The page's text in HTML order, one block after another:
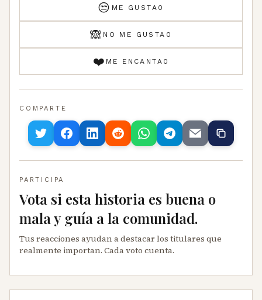
😒 ME GUSTA 0
🙈 NO ME GUSTA 0
❤️ ME ENCANTA 0
COMPARTE
PARTICIPA
Vota si esta historia es buena o
mala y guía a la comunidad.
Tus reacciones ayudan a destacar los titulares que
realmente importan. Cada voto cuenta.